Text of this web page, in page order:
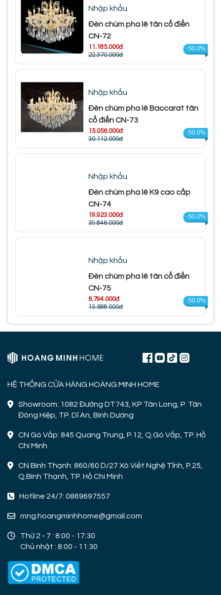
Nhập khẩu
Đèn chùm pha lê tân cổ điển
CN-72
11.185.000đ
22.370.000đ
-50.0%
Nhập khẩu
Đèn chùm pha lê Baccarat tân
cổ điển CN-73
15.056.000đ
30.112.000đ
-50.0%
Nhập khẩu
Đèn chùm pha lê K9 cao cấp
CN-74
19.923.000đ
39.846.000đ
-50.0%
Nhập khẩu
Đèn chùm pha lê tân cổ điển
CN-75
6.794.000đ
13.588.000đ
-50.0%
HỆ THỐNG CỬA HÀNG HOÀNG MINH HOME
Showroom: 1082 Đường DT743, KP Tân Long, P. Tân
Đông Hiệp, TP. Dĩ An, Bình Dương
CN Gò Vấp: 845 Quang Trung, P.12, Q.Gò Vấp, TP. Hồ
Chí Minh
CN Bình Thạnh: 860/60 D/27 Xô Viết Nghệ Tĩnh, P.25,
Q.Bình Thạnh, TP. Hồ Chí Minh
Hotline 24/7: 0869697557
mng.hoangminhhome@gmail.com
Thứ 2 - 7 : 8:00 - 17:30
Chủ nhật : 8:00 - 11:30